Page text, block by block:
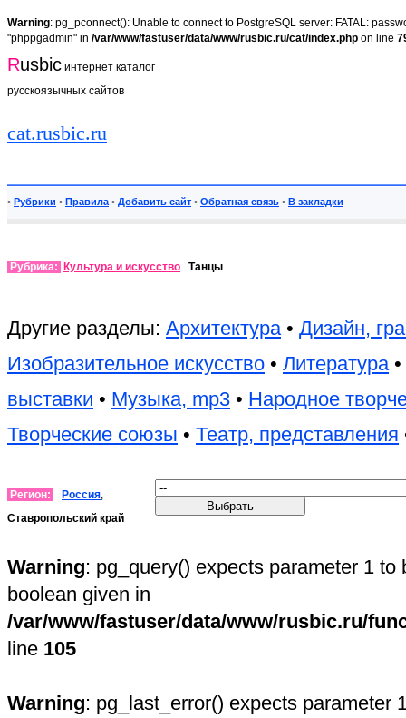
Warning: pg_pconnect(): Unable to connect to PostgreSQL server: FATAL:
"phppgadmin" in /var/www/fastuser/data/www/rusbic.ru/cat/index.php on line
Rusbic интернет каталог
русскоязычных сайтов
cat.rusbic.ru
• Рубрики • Правила • Добавить сайт • Обратная связь • В закладки
Рубрика: Культура и искусство Танцы
Другие разделы: Архитектура• Дизайн,
Изобразительное искусство • Литература•
выставки • Музыка, mp3 • Народное
Творческие союзы • Театр, представления
Регион: Россия,
Ставропольский край
Warning: pg_query() expects parameter 1 to
boolean given in
/var/www/fastuser/data/www/rusbic.ru/
line 105
Warning: pg_last_error() expects parameter